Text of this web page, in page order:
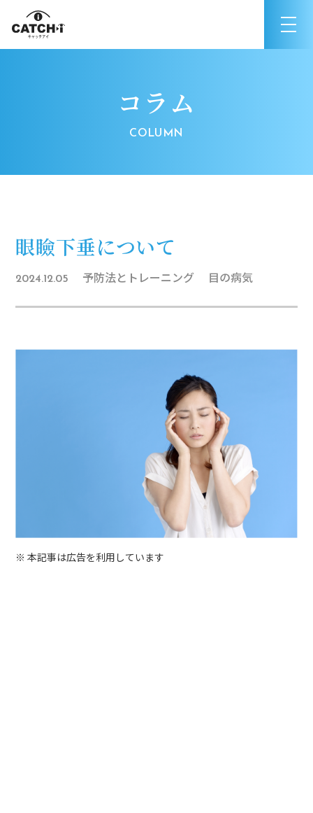
コラム
眼瞼下垂について
2024.12.05 予防法とトレーニング 目の病気
※ 本記事は広告を利用しています